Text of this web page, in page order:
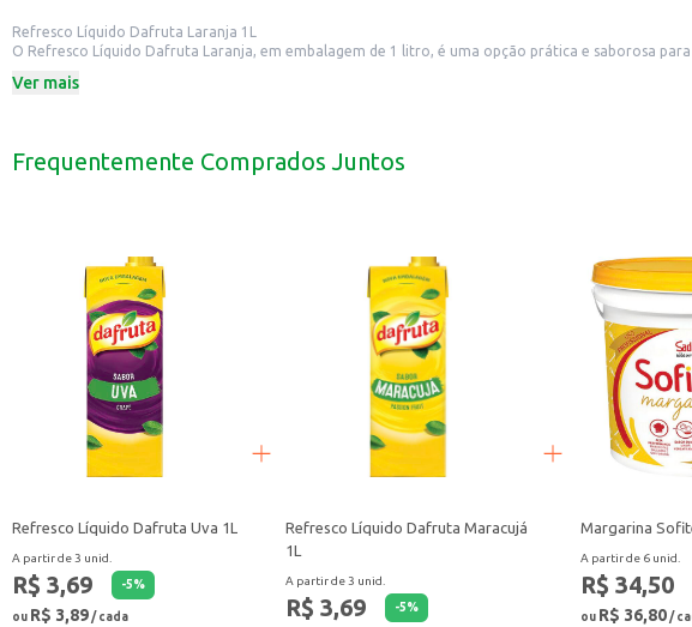
Refresco Líquido Dafruta Laranja 1L
O Refresco Líquido Dafruta Laranja, em embalagem de 1 litro, é uma opção prática e saborosa
Dicas de Uso:
Pode ser utilizado em receitas de drinks e coquetéis.
Ver mais
Frequentemente Comprados Juntos
Refresco Líquido Dafruta Uva 1L
A partir de 3 unid.
R$ 3,69 -5%
ou R$ 3,89/ cada
Refresco Líquido Dafruta Maracujá
1L
A partir de 3 unid.
R$ 3,69 -5%
Margarina
A partir de 6 unid.
R$ 34,50
ou R$ 36,80 /